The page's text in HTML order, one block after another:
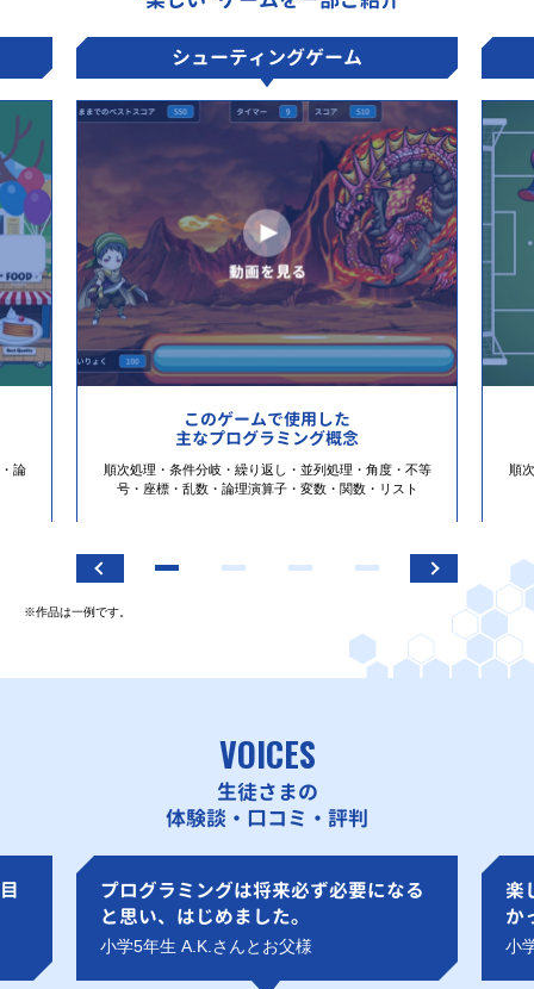
論
シューティングゲーム
このゲームで使用した
主なプログラミング概念
順次処理・条件分岐・繰り返し・並列処理・角度・不等
号・座標・乱数・論理演算子・変数・関数・リスト
順
※作品は一例です。
VOICES
生徒さまの
体験談・口コミ・評判
プログラミングは将来必ず必要になる
と思い、はじめました。
小学5年生 A.K.さんとお父様
楽
か
小